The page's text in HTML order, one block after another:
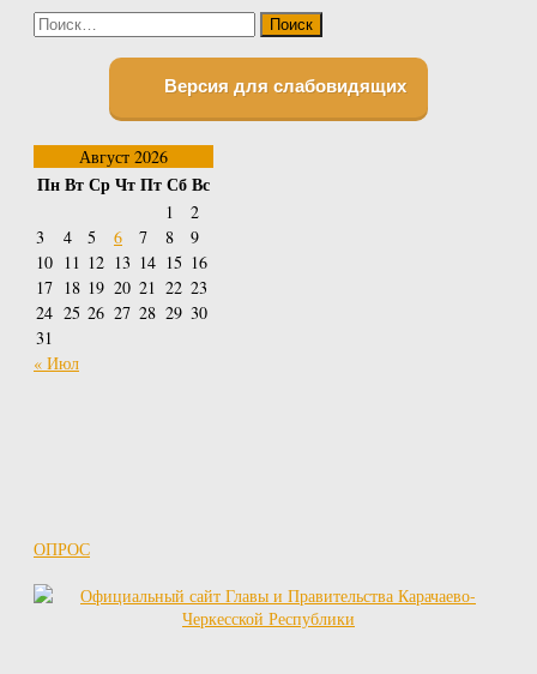
Найти:
Версия для слабовидящих
Август 2026
ПнВтСрЧтПтСбВс
1
2
3
4 5 6 7 8
9
10 11 12 13 14 15 16
17 18 19 20 21 22 23
24 25 26 27 28 29 30
31
« Июл
ОПРОС